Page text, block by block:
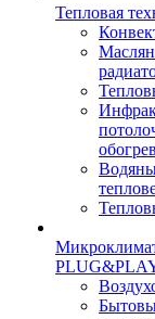
Тепловая